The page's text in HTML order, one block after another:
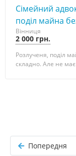
Сімейний
поділ майна
Вінниця
2 000 грн.
Розлученя, поділ
складно. Але не
Попередня